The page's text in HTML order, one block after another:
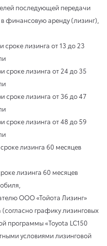
последующей передачи
финансовую аренду (лизинг),
лизинга от 13 до 23
лизинга от 24 до 35
лизинга от 36 до 47
лизинга от 48 до 59
лизинга 60 месяцев
лизинга 60 месяцев
ООО «Тойота Лизинг»
графику лизинговых
программы «Toyota LC150
условиями лизинговой